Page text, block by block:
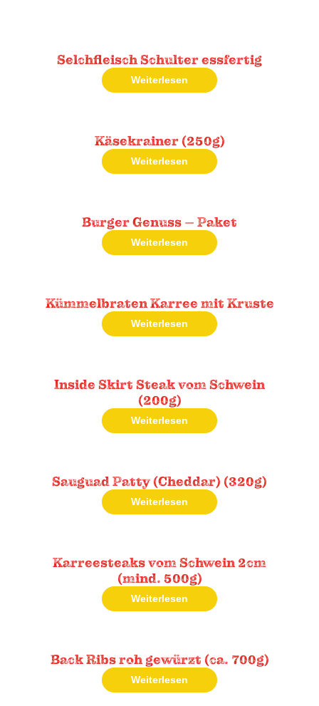
Selchfleisch Schulter essfertig
Weiterlesen
Käsekrainer (250g)
Weiterlesen
Burger Genuss – Paket
Weiterlesen
Kümmelbraten Karree mit Kruste
Weiterlesen
Inside Skirt Steak vom Schwein
(200g)
Weiterlesen
Sauguad Patty (Cheddar) (320g)
Weiterlesen
Karreesteaks vom Schwein 2cm
(mind. 500g)
Weiterlesen
Back Ribs roh gewürzt (ca. 700g)
Weiterlesen